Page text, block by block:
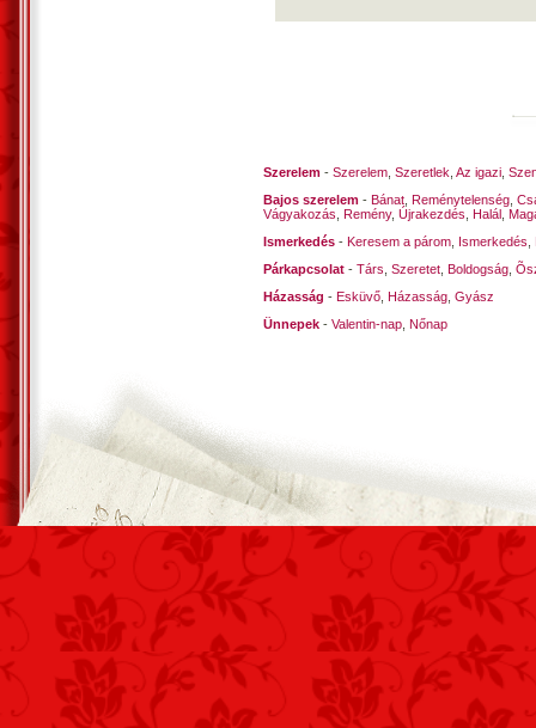
Szerelem - Szerelem Szeretlek Az igazi
Bajos szerelem - Bánat Reménytelenség
Vágyakozás Remény, Újrakezdés Halál
Ismerkedés - Keresem a párom Ismerkedés
Párkapcsolat - Társ Szeretet Boldogság
Házasság - Esküvő Házasság Gyász
Ünnepek - Valentin-nap Nőnap